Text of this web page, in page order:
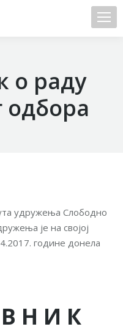
о раду
одбора
удружења Слободно
је на својој
године донела
В Н И К